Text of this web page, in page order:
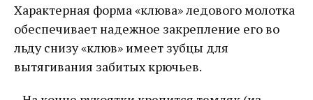
Характерная форма «клюва» ледового молотка
обеспечивает надежное закрепление его во
льду снизу «клюв» имеет зубцы для
вытягивания забитых крючьев.